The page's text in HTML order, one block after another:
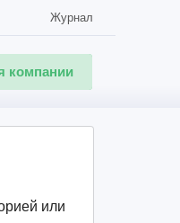
Журнал
компании
или